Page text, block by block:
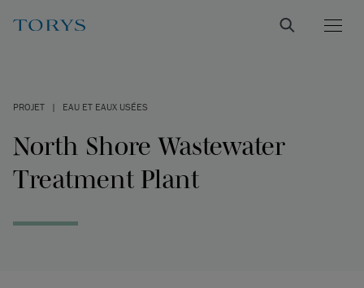
PROJET | EAU ET EAUX USÉES
North Shore Wastewater
Treatment Plant